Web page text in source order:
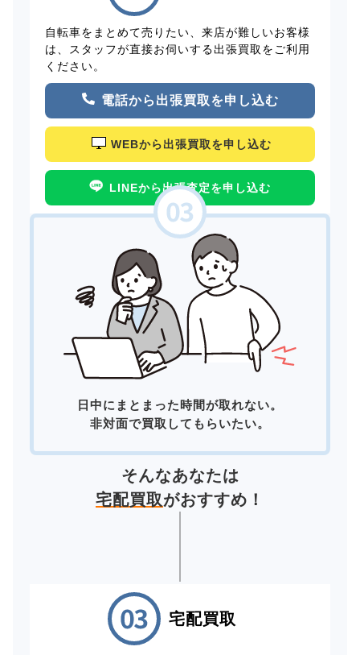
自転車をまとめて売りたい、来店が難しいお客様
は、スタッフが直接お伺いする出張買取をご利用
ください。
電話から出張買取を申し込む
WEBから出張買取を申し込む
LINEから出張査定を申し込む
日中にまとまった時間が取れない。
非対面で買取してもらいたい。
そんなあなたは
宅配買取がおすすめ！
宅配買取